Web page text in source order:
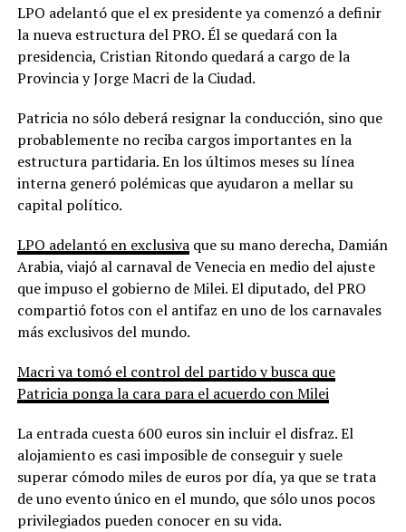
LPO adelantó que el ex presidente ya comenzó a definir
la nueva estructura del PRO. Él se quedará con la
presidencia, Cristian Ritondo quedará a cargo de la
Provincia y Jorge Macri de la Ciudad.
Patricia no sólo deberá resignar la conducción, sino que
probablemente no reciba cargos importantes en la
estructura partidaria. En los últimos meses su línea
interna generó polémicas que ayudaron a mellar su
capital político.
LPO adelantó en exclusivaque su mano derecha, Damián
Arabia, viajó al carnaval de Venecia en medio del ajuste
que impuso el gobierno de Milei. El diputado, del PRO
compartió fotos con el antifaz en uno de los carnavales
más exclusivos del mundo.
Macri ya tomó el control del partido y busca que
Patricia ponga la cara para el acuerdo con Milei
La entrada cuesta 600 euros sin incluir el disfraz. El
alojamiento es casi imposible de conseguir y suele
superar cómodo miles de euros por día, ya que se trata
de uno evento único en el mundo, que sólo unos pocos
privilegiados pueden conocer en su vida.